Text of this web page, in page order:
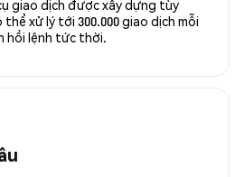
giao dịch được xây dựng tùy
xử lý tới 300.000 giao dịch mỗi
hồi lệnh tức thời.